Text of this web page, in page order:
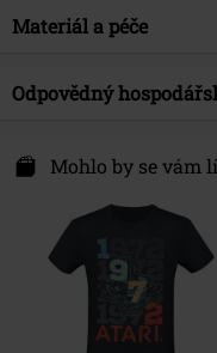
Entertainment Licence
Pohlaví
Výstřih
Délka rukávu
Střih/vrchní díl
Materiál a péče
Vrchní materiál
Odpovědný
Molenwerf 24
1911 DB Uitgeest
Netherlands
www.difuzed.com
Mohlo by se vám